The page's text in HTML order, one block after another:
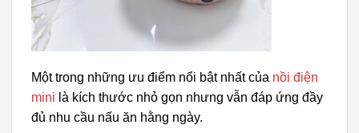
Một trong những ưu điểm nổi bật nhất của nồi điện
mini là kích thước nhỏ gọn nhưng vẫn đáp ứng đầy
đủ nhu cầu nấu ăn hằng ngày.